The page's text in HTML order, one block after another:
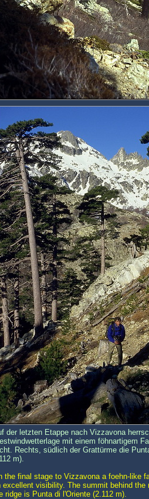
der letzten Etappe nach Vizzavona
mit einem föhnartigem
Rechts, südlich der Grattürme die
m).
the final stage to Vizzavona a foehn-like
excellent visibility. The summit behind the
ridge is Punta di l'Oriente (2.112 m).